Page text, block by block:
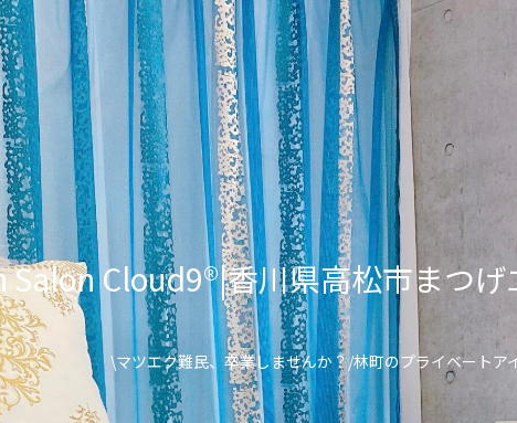
Salon Cloud9®︎|香川県高松市まつ
\マツエク難民、卒業しませんか？/林町のプライベートア